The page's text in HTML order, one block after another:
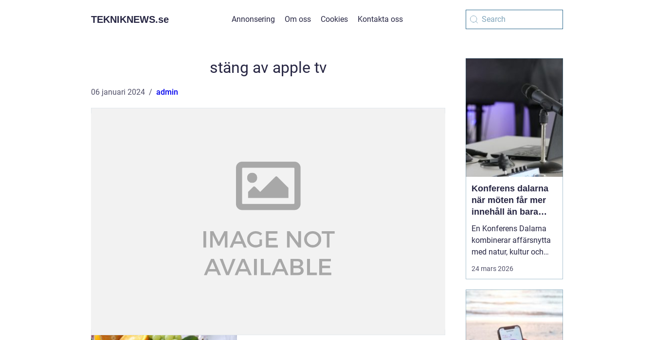
TEKNIKNEWS.se Annonsering Om oss Cookies Kontakta oss
stäng av apple tv
06 januari 2024 admin
Konferens dalarna
när möten får mer
innehåll än bara
agendan
En Konferens Dalarna
kombinerar affärsnytta
med natur, kultur och
Regionen lockar med
kort restid från
storstäderna, tydlig
årstidskänsla, stark lokal
24 mars 2026